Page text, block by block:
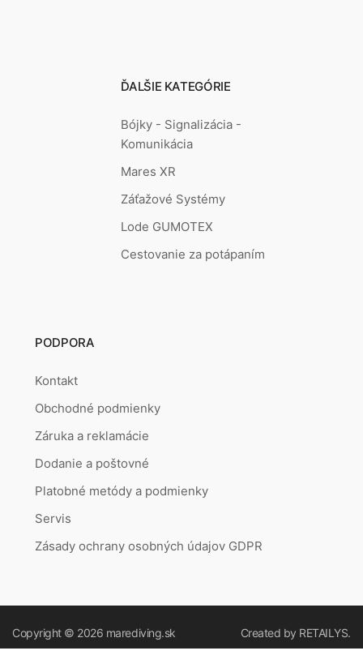
ĎALŠIE KATEGÓRIE
Bójky - Signalizácia -
Komunikácia
Mares XR
Záťažové Systémy
Lode GUMOTEX
Cestovanie za potápaním
PODPORA
Kontakt
Obchodné podmienky
Záruka a reklamácie
Dodanie a poštovné
Platobné metódy a podmienky
Servis
Zásady ochrany osobných údajov GDPR
Copyright © 2026 marediving.sk Created by RETAILYS.